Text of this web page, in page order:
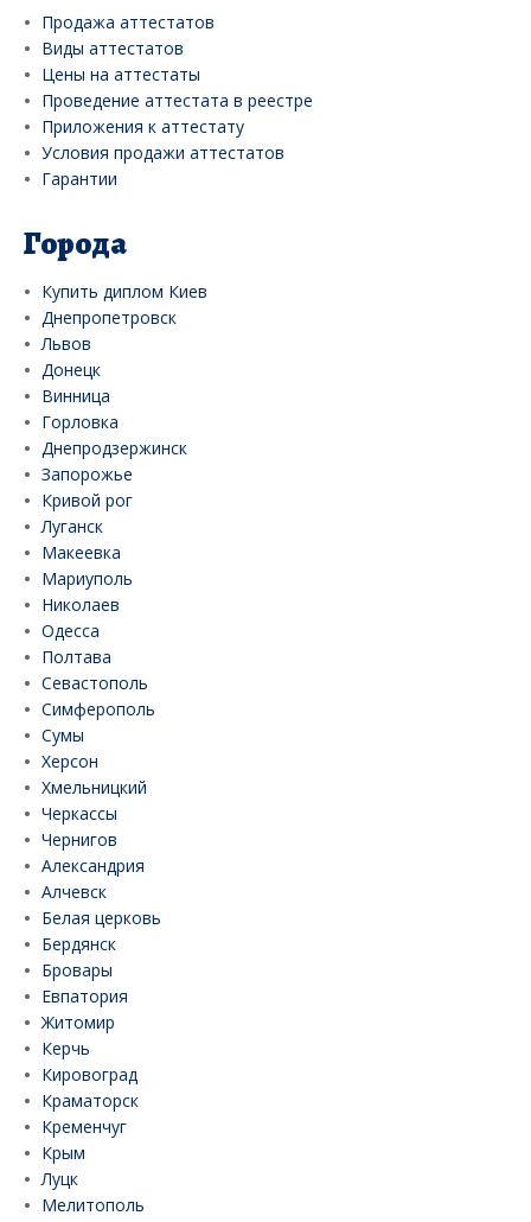
Продажа аттестатов
Виды аттестатов
Цены на аттестаты
Проведение аттестата в реестре
Приложения к аттестату
Условия продажи аттестатов
Гарантии
Города
Купить диплом Киев
Днепропетровск
Львов
Донецк
Винница
Горловка
Днепродзержинск
Запорожье
Кривой рог
Луганск
Макеевка
Мариуполь
Николаев
Одесса
Полтава
Севастополь
Симферополь
Сумы
Херсон
Хмельницкий
Черкассы
Чернигов
Александрия
Алчевск
Белая церковь
Бердянск
Бровары
Евпатория
Житомир
Керчь
Кировоград
Краматорск
Кременчуг
Крым
Луцк
Мелитополь